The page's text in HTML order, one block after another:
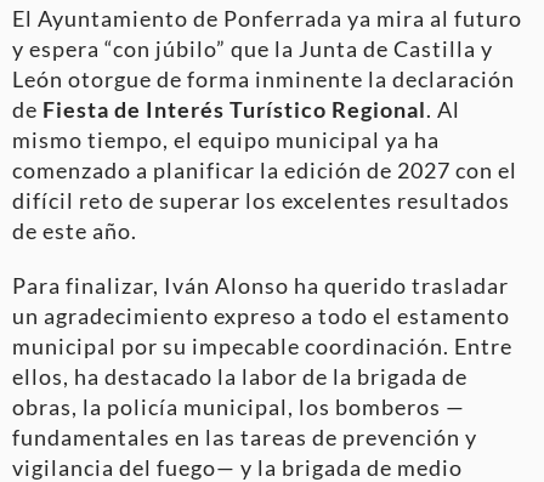
El Ayuntamiento de Ponferrada ya mira al futuro
y espera “con júbilo” que la Junta de Castilla y
León otorgue de forma inminente la declaración
de Fiesta de Interés Turístico Regional. Al
mismo tiempo, el equipo municipal ya ha
comenzado a planificar la edición de 2027 con el
difícil reto de superar los excelentes resultados
de este año.
Para finalizar, Iván Alonso ha querido trasladar
un agradecimiento expreso a todo el estamento
municipal por su impecable coordinación. Entre
ellos, ha destacado la labor de la brigada de
obras, la policía municipal, los bomberos —
fundamentales en las tareas de prevención y
vigilancia del fuego— y la brigada de medio